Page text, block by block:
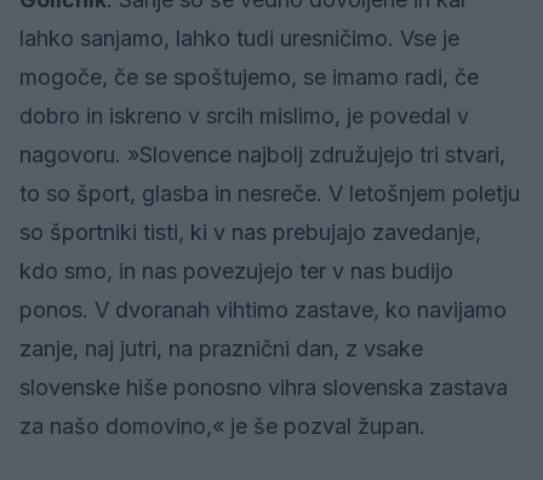
lahko sanjamo, lahko tudi uresničimo. Vse je
mogoče, če se spoštujemo, se imamo radi, če
dobro in iskreno v srcih mislimo, je povedal v
nagovoru. »Slovence najbolj združujejo tri stvari,
to so šport, glasba in nesreče. V letošnjem poletju
so športniki tisti, ki v nas prebujajo zavedanje,
kdo smo, in nas povezujejo ter v nas budijo
ponos. V dvoranah vihtimo zastave, ko navijamo
zanje, naj jutri, na praznični dan, z vsake
slovenske hiše ponosno vihra slovenska zastava
za našo domovino,« je še pozval župan.